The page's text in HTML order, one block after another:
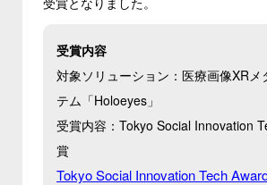
受賞内容
対象ソリューション：医療画像XRメ
テム「Holoeyes」
受賞内容：Tokyo Social Innovation
賞
Tokyo Social Innovation Tech